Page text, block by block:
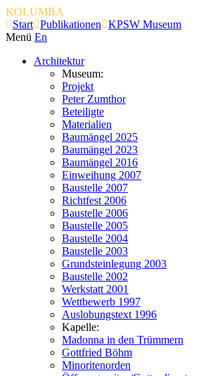
KOLUMBA
Start Publikationen
KPSW Museum
Menü En
Architektur
Museum:
Projekt
Peter Zumthor
Beteiligte
Materialien
Baumängel 2025
Baumängel 2023
Baumängel 2016
Einweihung 2007
Baustelle 2007
Richtfest 2006
Baustelle 2006
Baustelle 2005
Baustelle 2004
Baustelle 2003
Grundsteinlegung 2003
Baustelle 2002
Werkstatt 2001
Wettbewerb 1997
Auslobungstext 1996
Kapelle:
Madonna in den Trümmern
Gottfried Böhm
Minoritenorden